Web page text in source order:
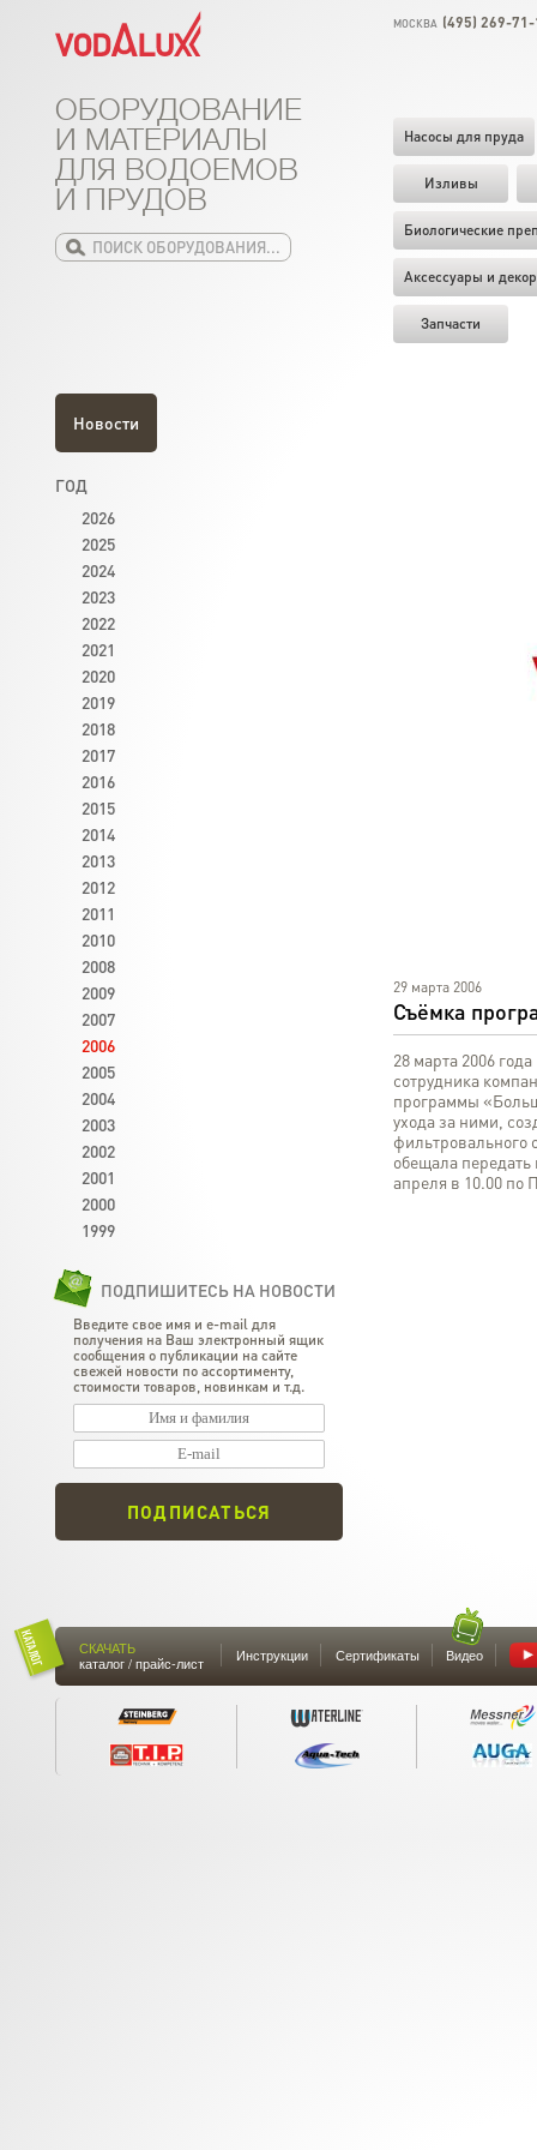
МОСКВА (495) 269-
Насосы для пруда
Изливы
Биологические
Аксессуары и декор
Запчасти
ОБОРУДОВАНИЕ
И МАТЕРИАЛЫ
ДЛЯ ВОДОЕМОВ
И ПРУДОВ
29 марта 2006
Съёмка
28 марта 2006
сотрудника
программы
ухода за ними,
фильтровального
обещала
апреля в 10.00 по
Новости
ГОД
2026
2025
2024
2023
2022
2021
2020
2019
2018
2017
2016
2015
2014
2013
2012
2011
2010
2008
2009
2007
2006
2005
2004
2003
2002
2001
2000
1999
ПОДПИШИТЕСЬ НА НОВОСТИ
Введите свое имя и e-mail для
получения на Ваш электронный ящик
сообщения о публикации на сайте
свежей новости по ассортименту,
стоимости товаров, новинкам и т.д.
ПОДПИСАТЬСЯ
СКАЧАТЬ
каталог / прайс-лист
Инструкции Сертификаты Видео